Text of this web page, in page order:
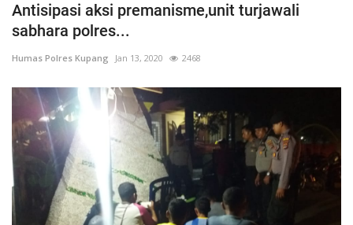
Antisipasi aksi premanisme,unit turjawali
sabhara polres...
Humas Polres Kupang Jan 13, 2020 2468